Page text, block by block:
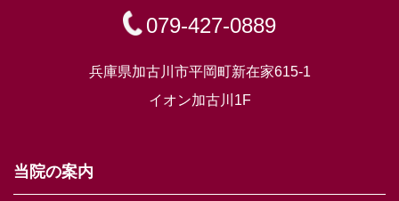
079-427-0889
兵庫県加古川市平岡町新在家615-1
イオン加古川1F
当院の案内